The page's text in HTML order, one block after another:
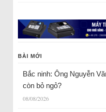
BÀI MỚI
Bắc ninh: Ông Nguyễn
còn bỏ ngỏ?
08/08/2026